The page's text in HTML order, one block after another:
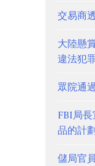
交易商
大陸懸
違法犯
眾院通
FBI局
品的計
儲局官